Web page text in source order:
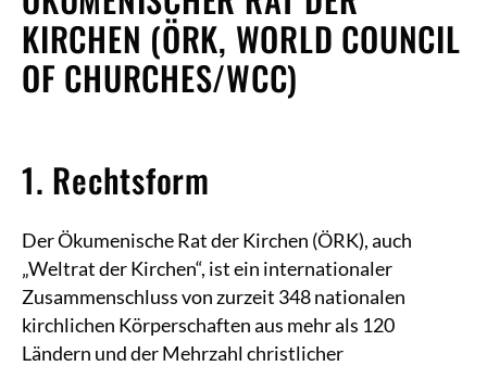
KIRCHEN (ÖRK, WORLD COUNCIL
OF CHURCHES/WCC)
1. Rechtsform
Der Ökumenische Rat der Kirchen (ÖRK), auch
„Weltrat der Kirchen“, ist ein internationaler
Zusammenschluss von zurzeit 348 nationalen
kirchlichen Körperschaften aus mehr als 120
Ländern und der Mehrzahl christlicher